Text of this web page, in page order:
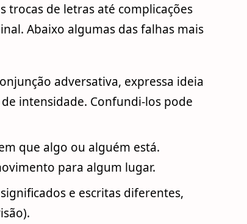
trocas de letras até complicações
Abaixo algumas das falhas mais
adversativa, expressa ideia
intensidade. Confundi-los pode
que algo ou alguém está.
para algum lugar.
e escritas diferentes,